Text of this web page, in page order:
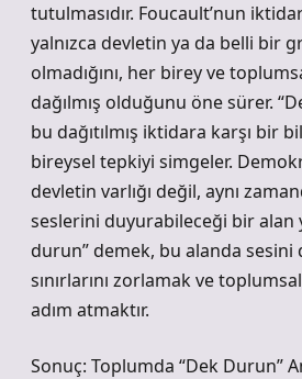
tutulmasıdır. Foucault’nun
yalnızca devletin ya da belli bir
olmadığını, her birey ve
dağılmış olduğunu öne sürer.
bu dağıtılmış iktidara karşı bir
bireysel tepkiyi simgeler.
devletin varlığı değil, aynı
seslerini duyurabileceği bir alan
durun” demek, bu alanda sesini
sınırlarını zorlamak ve
adım atmaktır.
Sonuç: Toplumda “Dek Durun”